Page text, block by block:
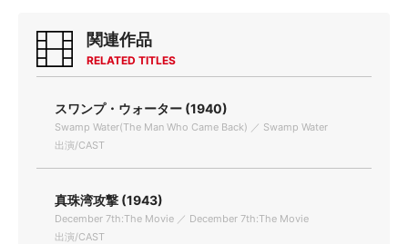
関連作品
RELATED TITLES
スワンプ・ウォーター (1940)
Swamp Water(The Man Who Came Back) ／ Swamp Water
出演/CAST
真珠湾攻撃 (1943)
December 7th:The Movie ／ December 7th:The Movie
出演/CAST